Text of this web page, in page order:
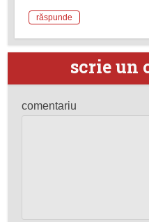
răspunde
scrie un
comentariu